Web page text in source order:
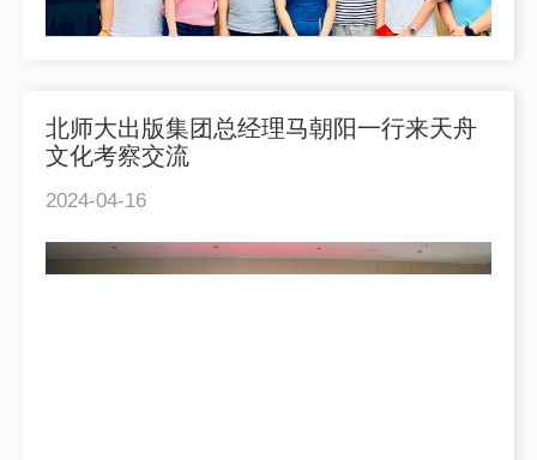
北师大出版集团总经理马朝阳一行来天舟
文化考察交流
2024-04-16